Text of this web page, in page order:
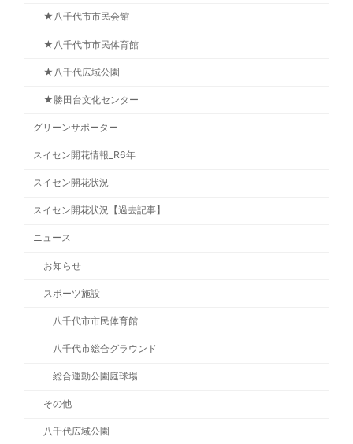
★八千代市市民会館
★八千代市市民体育館
★八千代広域公園
★勝田台文化センター
グリーンサポーター
スイセン開花情報_R6年
スイセン開花状況
スイセン開花状況【過去記事】
ニュース
お知らせ
スポーツ施設
八千代市市民体育館
八千代市総合グラウンド
総合運動公園庭球場
その他
八千代広域公園